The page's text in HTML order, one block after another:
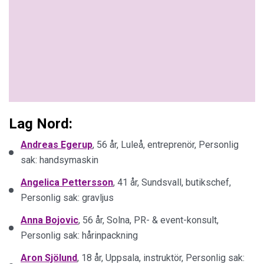
Lag Nord:
Andreas Egerup, 56 år, Luleå, entreprenör, Personlig
sak: handsymaskin
Angelica Pettersson, 41 år, Sundsvall, butikschef,
Personlig sak: gravljus
Anna Bojovic, 56 år, Solna, PR- & event-konsult,
Personlig sak: hårinpackning
Aron Sjölund, 18 år, Uppsala, instruktör, Personlig sak: